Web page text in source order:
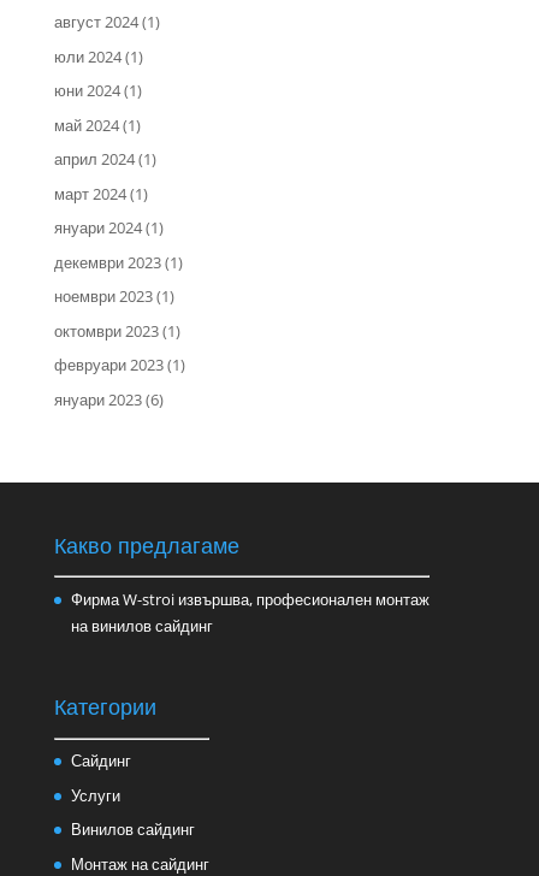
август 2024(1)
юли 2024(1)
юни 2024(1)
май 2024(1)
април 2024(1)
март 2024(1)
януари 2024(1)
декември 2023(1)
ноември 2023(1)
октомври 2023(1)
февруари 2023(1)
януари 2023(6)
Какво предлагаме
Фирма W-stroi извършва, професионален монтаж
на винилов сайдинг
Категории
Сайдинг
Услуги
Винилов сайдинг
Монтаж на сайдинг